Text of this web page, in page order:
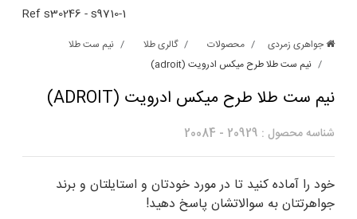
Refs30246 -s9710-1
جواهری زمردی محصولات گالری طلا
نیم ست طلا
نیم ست طلا طرح میکس ادرویت (adroit)
نیم ست طلا طرح میکس ادرویت (ADROIT)
شناسه محصول : 20929
-
20084
خود را آماده کنید تا در مورد خودتان و استایلتان و برند
جواهرتتان به سوالاتشان پاسخ دهید!